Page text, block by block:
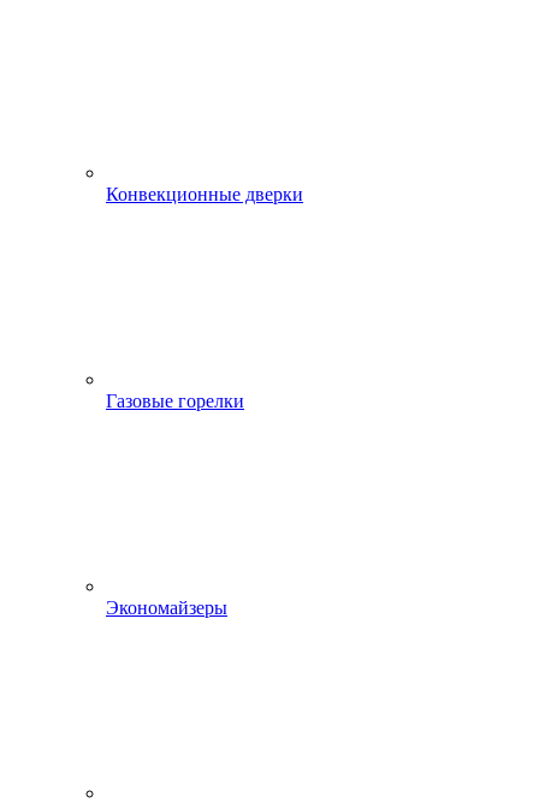
Конвекционные дверки
Газовые горелки
Экономайзеры